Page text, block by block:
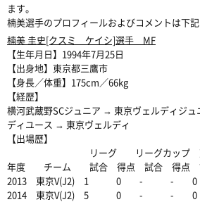
ます。
楠美選手のプロフィールおよびコメントは下記
楠美 圭史[クスミ ケイシ]選手 MF
【生年月日】1994年7月25日
【出身地】東京都三鷹市
【身長／体重】175cm／66kg
【経歴】
横河武蔵野SCジュニア → 東京ヴェルディジ
ディユース → 東京ヴェルディ
【出場歴】
リーグ リーグカップ 天
年度 チーム 試合 得点 試合 得点
2013 東京V(J2) 1 0 - -
2014 東京V(J2) 5 0 - -